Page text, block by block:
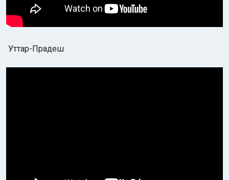
Уттар-Прадеш